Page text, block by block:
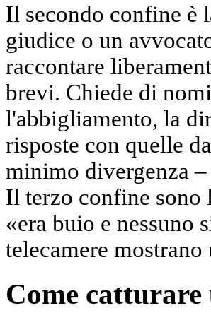
Il secondo confine è
giudice o un
raccontare
brevi. Chiede di
l'abbigliamento, la
risposte con quelle
minimo divergenza
Il terzo confine sono
«era buio e nessuno
telecamere
Come